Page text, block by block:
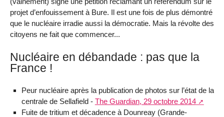
projet d’enfouissement à Bure. Il est une fois de plus démontré
que le nucléaire irradie aussi la démocratie. Mais la révolte des
citoyens ne fait que commencer...
Nucléaire en débandade : pas que la
France !
Peur nucléaire après la publication de photos sur l’état de la
centrale de Sellafield - The Guardian, 29 octobre 2014
Fuite de tritium et décadence à Dounreay (Grande-